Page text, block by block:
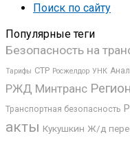
Поиск по сайту
Популярные теги
Безопасность на
Тарифы СТР Росжелдор УНК
РЖД Минтранс
Транспортная безопасность
акты Кукушкин Ж/д